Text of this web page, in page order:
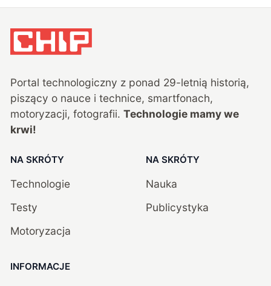
Portal technologiczny z ponad 29-letnią historią,
piszący o nauce i technice, smartfonach,
motoryzacji, fotografii. Technologie mamy we
krwi!
NA SKRÓTY
Technologie
Testy
Motoryzacja
NA SKRÓTY
Nauka
Publicystyka
INFORMACJE